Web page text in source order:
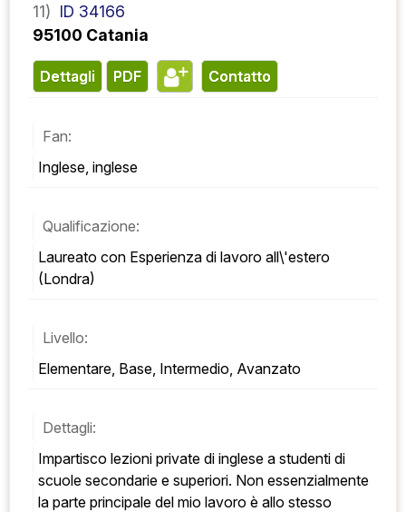
11) ID 34166
95100 Catania
Dettagli PDF contatto
Fan:
Inglese, inglese
Qualificazione:
Laureato con Esperienza di lavoro all\'estero
(Londra)
Livello:
Elementare, Base, Intermedio, Avanzato
Dettagli:
Impartisco lezioni private di inglese a studenti di
scuole secondarie e superiori. Non essenzialmente
la parte principale del mio lavoro è allo stesso